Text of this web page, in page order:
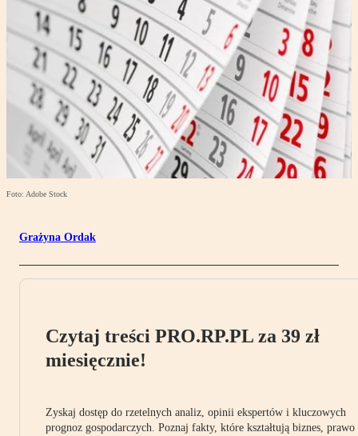
Foto: Adobe Stock
Grażyna Ordak
Czytaj treści PRO.RP.PL za 39 zł
miesięcznie!
Zyskaj dostęp do rzetelnych analiz, opinii ekspertów i kluczowych
prognoz gospodarczych. Poznaj fakty, które kształtują biznes, prawo